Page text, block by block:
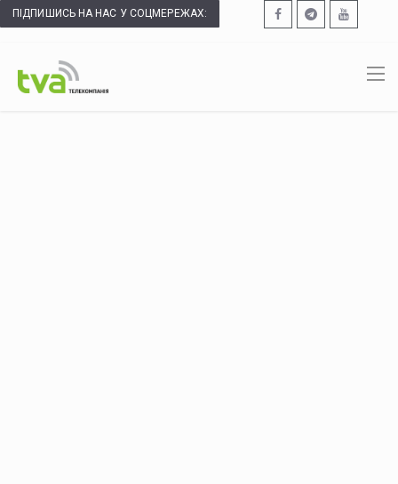
ПІДПИШИСЬ НА НАС У СОЦМЕРЕЖАХ: